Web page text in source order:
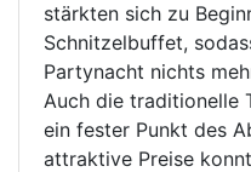
stärkten sich zu
Schnitzelbuffet,
Partynacht nichts
Auch die traditionelle
ein fester Punkt des
attraktive Preise